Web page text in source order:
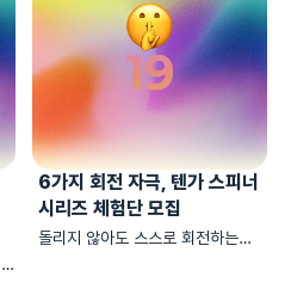
6가지 회전 자극, 텐가 스피너
시리즈 체험단 모집
돌리지 않아도 스스로 회전하는